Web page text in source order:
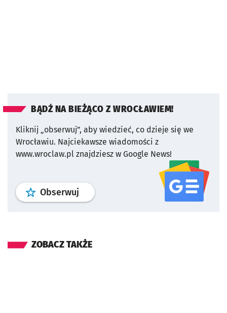
BĄDŹ NA BIEŻĄCO Z WROCŁAWIEM!
Kliknij „obserwuj”, aby wiedzieć, co dzieje się we
Wrocławiu. Najciekawsze wiadomości z
www.wroclaw.pl znajdziesz w Google News!
Obserwuj profil serwisu
ZOBACZ TAKŻE